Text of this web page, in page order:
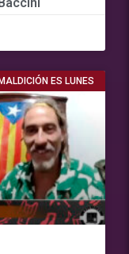
MALDICIÓN ES LUNES